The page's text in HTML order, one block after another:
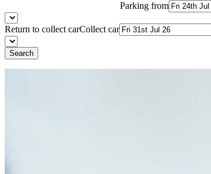
Parking from
Return to collect carCollect car
Search